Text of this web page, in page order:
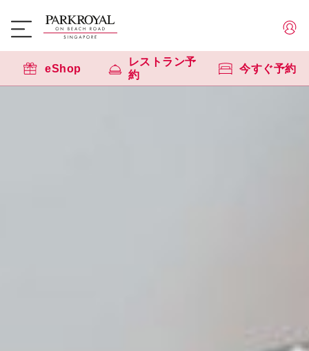
eShop
レストラン予
約
今すぐ予約